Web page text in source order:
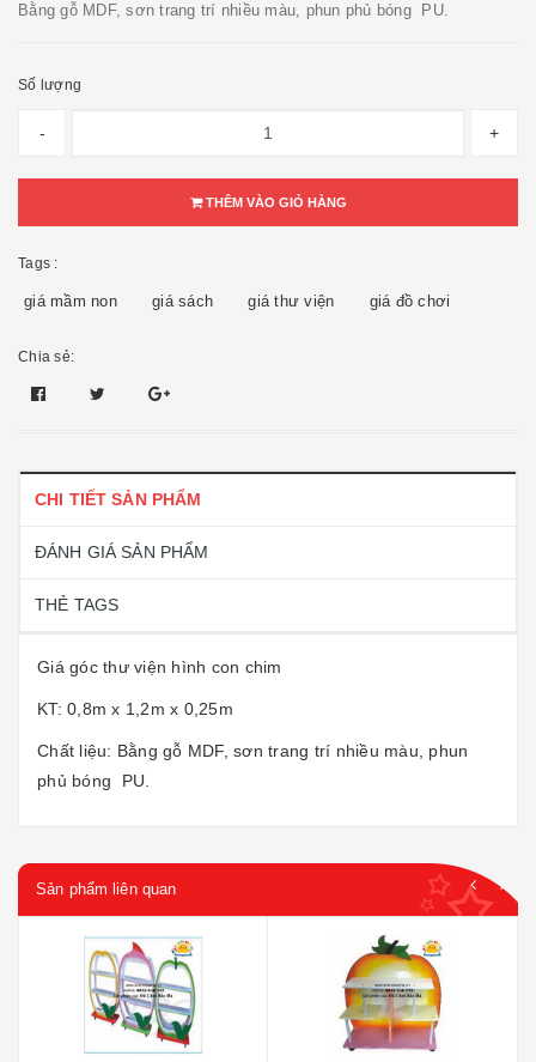
Bằng gỗ MDF, sơn trang trí nhiều màu, phun phủ bóng PU.
Số lượng
- +
THÊM VÀO GIỎ HÀNG
Tags :
giá mầm non giá sách giá thư viện giá đồ chơi
Chia sẻ:
CHI TIẾT SẢN PHẨM
ĐÁNH GIÁ SẢN PHẨM
THẺ TAGS
Giá góc thư viện hình con chim
KT: 0,8m x 1,2m x 0,25m
Chất liệu: Bằng gỗ MDF, sơn trang trí nhiều màu, phun
phủ bóng PU.
Sản phẩm liên quan